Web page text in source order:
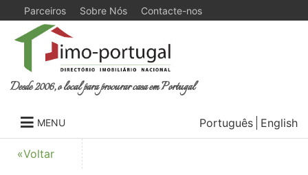
Parceiros Sobre Nós Contacte-nos
Desde 2006, o local para procurar casa em Portugal
MENU Português English
«Voltar